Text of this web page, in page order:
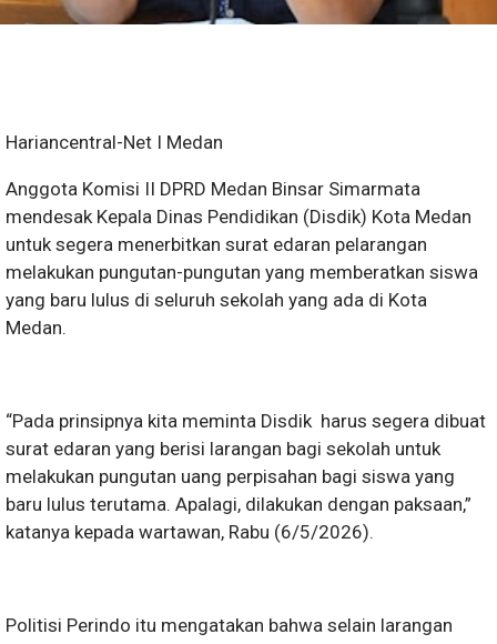
Hariancentral-Net I Medan
Anggota Komisi II DPRD Medan Binsar Simarmata
mendesak Kepala Dinas Pendidikan (Disdik) Kota Medan
untuk segera menerbitkan surat edaran pelarangan
melakukan pungutan-pungutan yang memberatkan siswa
yang baru lulus di seluruh sekolah yang ada di Kota
Medan.
“Pada prinsipnya kita meminta Disdik harus segera dibuat
surat edaran yang berisi larangan bagi sekolah untuk
melakukan pungutan uang perpisahan bagi siswa yang
baru lulus terutama. Apalagi, dilakukan dengan paksaan,”
katanya kepada wartawan, Rabu (6/5/2026).
Politisi Perindo itu mengatakan bahwa selain larangan